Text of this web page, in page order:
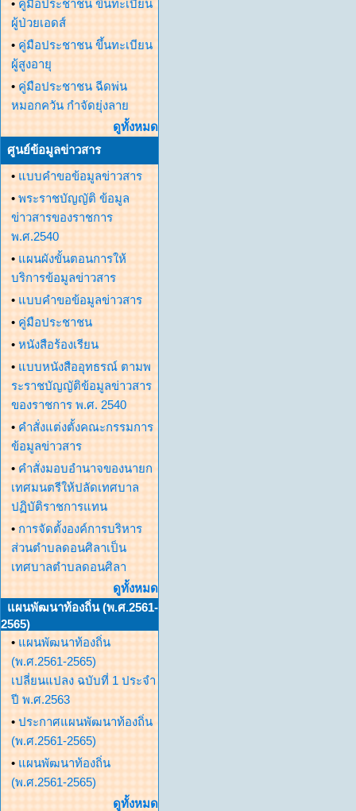
• คู่มือประชาชน ขึ้นทะเบียน
ผู้ป่วยเอดส์
• คู่มือประชาชน ขึ้นทะเบียน
ผู้สูงอายุ
• คู่มือประชาชน ฉีดพ่น
หมอกควัน กำจัดยุ่งลาย
ดูทั้งหมด
ศูนย์ข้อมูลข่าวสาร
• แบบคำขอข้อมูลข่าวสาร
• พระราชบัญญัติ ข้อมูล
ข่าวสารของราชการ
พ.ศ.2540
• แผนผังขั้นตอนการให้
บริการข้อมูลข่าวสาร
• แบบคำขอข้อมูลข่าวสาร
• คู่มือประชาชน
• หนังสือร้องเรียน
• แบบหนังสืออุทธรณ์ ตามพ
ระราชบัญญัติข้อมูลข่าวสาร
ของราชการ พ.ศ. 2540
• คำสั่งแต่งตั้งคณะกรรมการ
ข้อมูลข่าวสาร
• คำสั่งมอบอำนาจของนายก
เทศมนตรีให้ปลัดเทศบาล
ปฏิบัติราชการแทน
• การจัดตั้งองค์การบริหาร
ส่วนตำบลดอนศิลาเป็น
เทศบาลตำบลดอนศิลา
ดูทั้งหมด
แผนพัฒนาท้องถิ่น (พ.ศ.2561-
2565)
• แผนพัฒนาท้องถิ่น
(พ.ศ.2561-2565)
เปลี่ยนแปลง ฉบับที่ 1 ประจำ
ปี พ.ศ.2563
• ประกาศแผนพัฒนาท้องถิ่น
(พ.ศ.2561-2565)
• แผนพัฒนาท้องถิ่น
(พ.ศ.2561-2565)
ดูทั้งหมด